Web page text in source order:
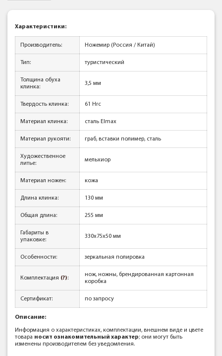
Характеристики:
Производитель: Ножемир (Россия / Китай)
Тип: туристический
Толщина обуха
клинка:
3,5 мм
Твердость клинка: 61 Hrc
Материал клинка: сталь Elmax
Материал рукояти: граб, вставки полимер, сталь
Художественное
литье:
мельхиор
Материал ножен: кожа
Длина клинка: 130 мм
Общая длина: 255 мм
Габариты в
упаковке:
330x75x50 мм
Особенности: зеркальная полировка
Комплектация (?):
нож, ножны, брендированная картонная
коробка
Сертификат: по запросу
Описание:
Информация о характеристиках, комплектации, внешнем виде и цвете
товара носит ознакомительный характер; они могут быть
изменены производителем без уведомления.